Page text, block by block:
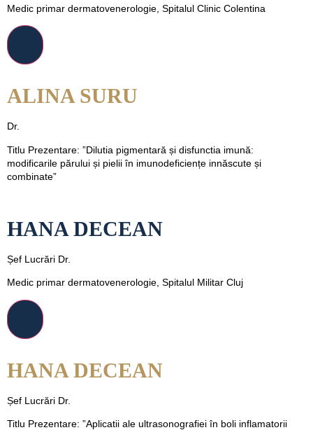
Medic primar dermatovenerologie, Spitalul Clinic Colentina
ALINA SURU
Dr.
Titlu Prezentare: ”Dilutia pigmentară și disfunctia imună:
modificarile părului și pielii în imunodeficiențe innăscute și
combinate”
HANA DECEAN
Șef Lucrări Dr.
Medic primar dermatovenerologie, Spitalul Militar Cluj
HANA DECEAN
Șef Lucrări Dr.
Titlu Prezentare: ”Aplicatii ale ultrasonografiei în boli inflamatorii